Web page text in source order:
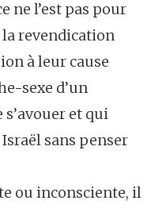
ne l’est pas pour
revendication
à leur cause
sexe d’un
et qui
sans penser
ou inconsciente, il